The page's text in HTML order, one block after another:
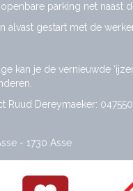
parking net naast
alvast gestart met de
kan je de vernieuwde
Ruud Dereymaeker:
- 1730 Asse